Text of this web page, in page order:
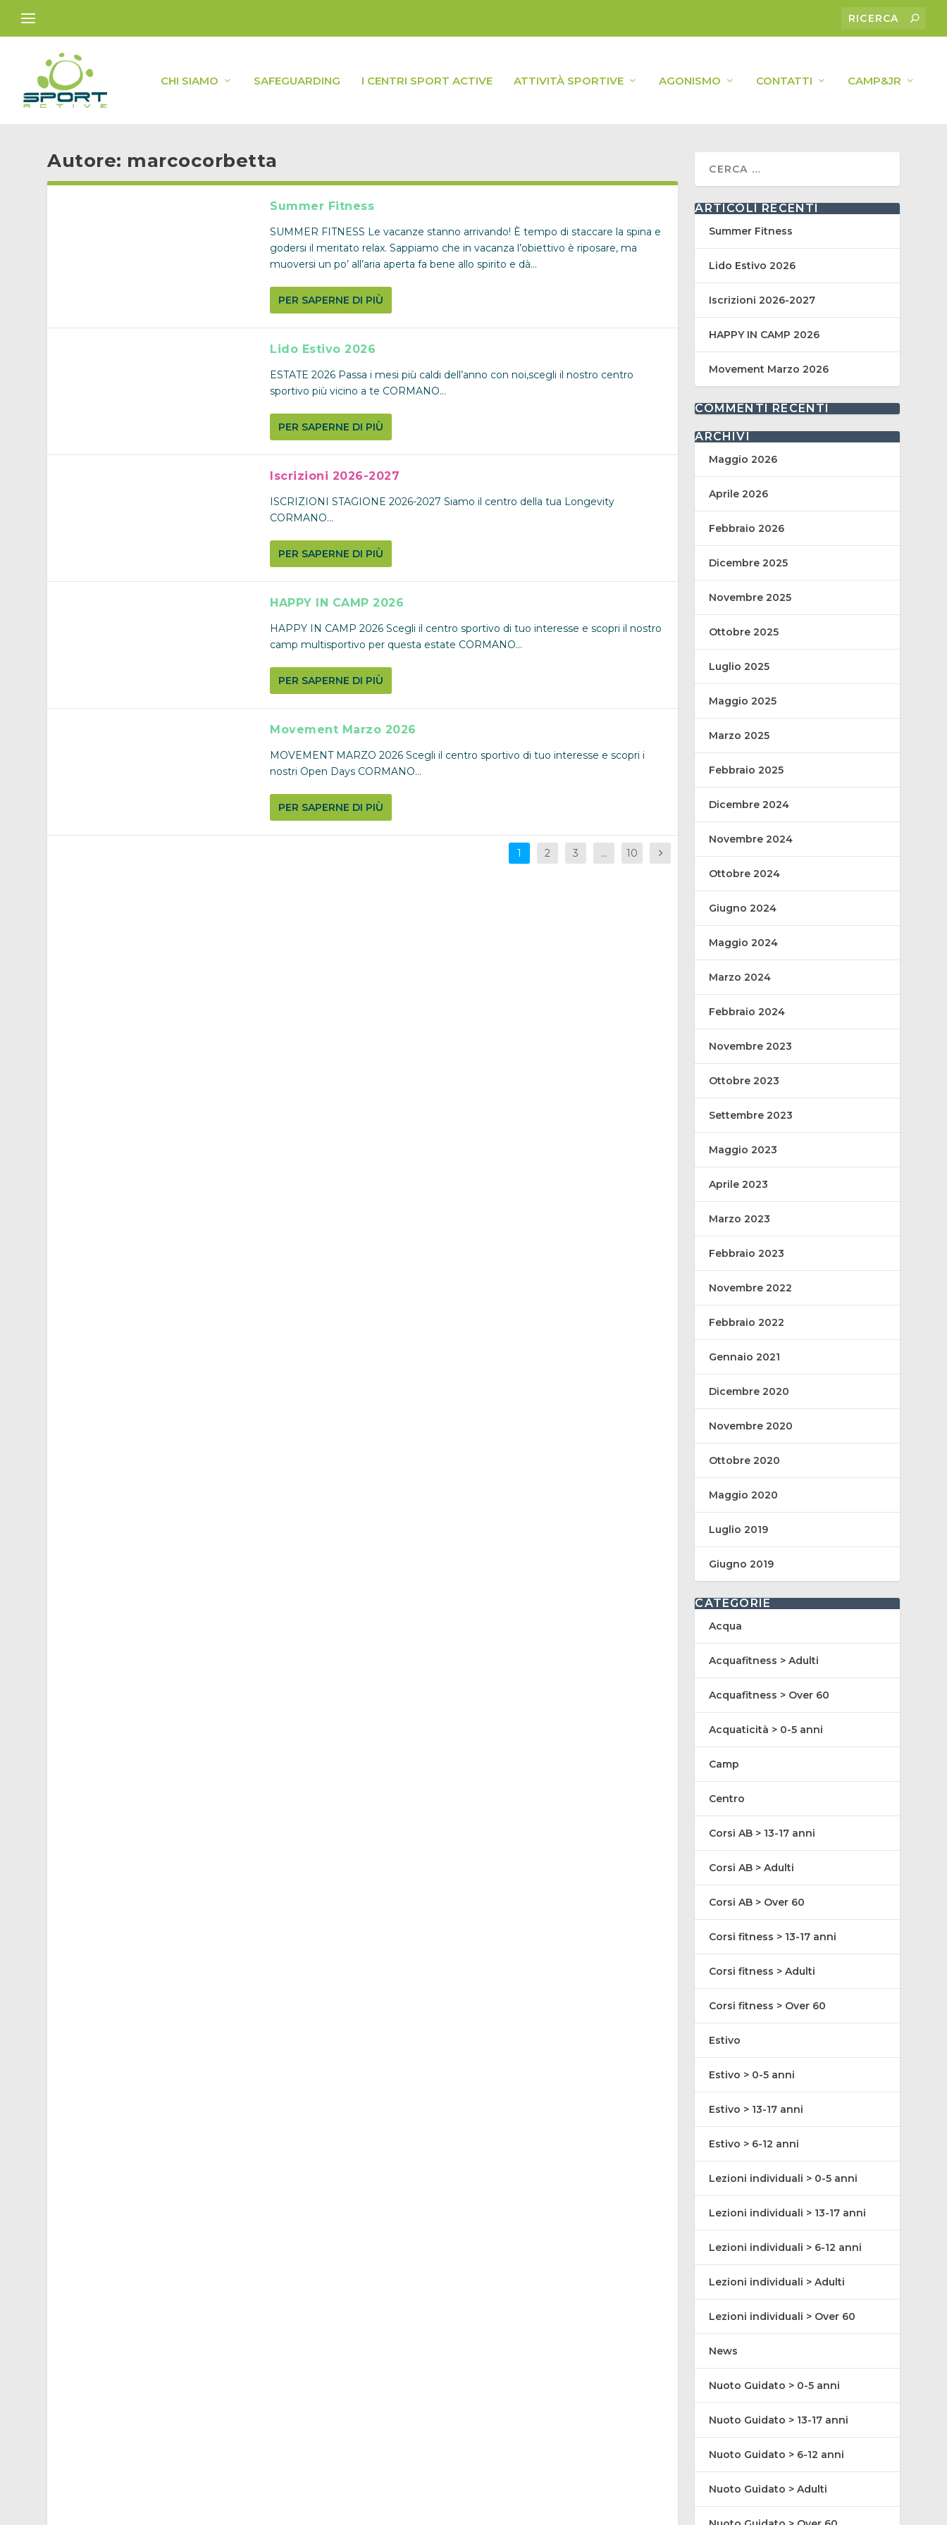
CHI SIAMO SAFEGUARDING I CENTRI SPORT ACTIVE ATTIVITÀ SPORTIVE AGONISMO CONTATTI CAMP&JR
Autore: marcocorbetta
Summer Fitness
SUMMER FITNESS Le vacanze stanno arrivando! È tempo di staccare la spina e
godersi il meritato relax. Sappiamo che in vacanza l’obiettivo è riposare, ma
muoversi un po’ all’aria aperta fa bene allo spirito e dà...
PER SAPERNE DI PIÙ
Lido Estivo 2026
ESTATE 2026 Passa i mesi più caldi dell’anno con noi,scegli il nostro centro
sportivo più vicino a te CORMANO...
PER SAPERNE DI PIÙ
Iscrizioni 2026-2027
ISCRIZIONI STAGIONE 2026-2027 Siamo il centro della tua Longevity
CORMANO...
PER SAPERNE DI PIÙ
HAPPY IN CAMP 2026
HAPPY IN CAMP 2026 Scegli il centro sportivo di tuo interesse e scopri il nostro
camp multisportivo per questa estate CORMANO...
PER SAPERNE DI PIÙ
Movement Marzo 2026
MOVEMENT MARZO 2026 Scegli il centro sportivo di tuo interesse e scopri i
nostri Open Days CORMANO...
PER SAPERNE DI PIÙ
1 2 3 … 10
ARTICOLI RECENTI
Summer Fitness
Lido Estivo 2026
Iscrizioni 2026-2027
HAPPY IN CAMP 2026
Movement Marzo 2026
COMMENTI RECENTI
ARCHIVI
Maggio 2026
Aprile 2026
Febbraio 2026
Dicembre 2025
Novembre 2025
Ottobre 2025
Luglio 2025
Maggio 2025
Marzo 2025
Febbraio 2025
Dicembre 2024
Novembre 2024
Ottobre 2024
Giugno 2024
Maggio 2024
Marzo 2024
Febbraio 2024
Novembre 2023
Ottobre 2023
Settembre 2023
Maggio 2023
Aprile 2023
Marzo 2023
Febbraio 2023
Novembre 2022
Febbraio 2022
Gennaio 2021
Dicembre 2020
Novembre 2020
Ottobre 2020
Maggio 2020
Luglio 2019
Giugno 2019
CATEGORIE
Acqua
Acquafitness > Adulti
Acquafitness > Over 60
Acquaticità > 0-5 anni
Camp
Centro
Corsi AB > 13-17 anni
Corsi AB > Adulti
Corsi AB > Over 60
Corsi fitness > 13-17 anni
Corsi fitness > Adulti
Corsi fitness > Over 60
Estivo
Estivo > 0-5 anni
Estivo > 13-17 anni
Estivo > 6-12 anni
Lezioni individuali > 0-5 anni
Lezioni individuali > 13-17 anni
Lezioni individuali > 6-12 anni
Lezioni individuali > Adulti
Lezioni individuali > Over 60
News
Nuoto Guidato > 0-5 anni
Nuoto Guidato > 13-17 anni
Nuoto Guidato > 6-12 anni
Nuoto Guidato > Adulti